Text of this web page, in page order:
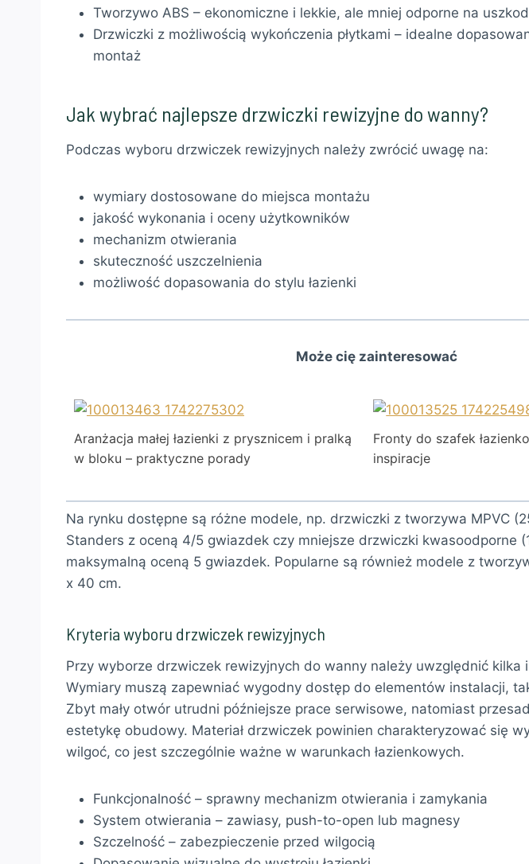
Tworzywo ABS – ekonomiczne i lekkie, ale mniej odporne na
Drzwiczki z możliwością wykończenia płytkami – idealne
montaż
Jak wybrać najlepsze drzwiczki rewizyjne do wanny?
Podczas wyboru drzwiczek rewizyjnych należy zwrócić uwagę na:
wymiary dostosowane do miejsca montażu
jakość wykonania i oceny użytkowników
mechanizm otwierania
skuteczność uszczelnienia
możliwość dopasowania do stylu łazienki
Może cię zainteresować
Aranżacja małej łazienki z prysznicem i pralką
w bloku – praktyczne porady
Fronty do szafek
inspiracje
Na rynku dostępne są różne modele, np. drzwiczki z tworzywa MPVC
Standers z oceną 4/5 gwiazdek czy mniejsze drzwiczki kwasoodporne
maksymalną oceną 5 gwiazdek. Popularne są również modele z
x 40 cm.
Kryteria wyboru drzwiczek rewizyjnych
Przy wyborze drzwiczek rewizyjnych do wanny należy uwzględnić kilka
Wymiary muszą zapewniać wygodny dostęp do elementów instalacji,
Zbyt mały otwór utrudni późniejsze prace serwisowe, natomiast
estetykę obudowy. Materiał drzwiczek powinien charakteryzować się
wilgoć, co jest szczególnie ważne w warunkach łazienkowych.
Funkcjonalność – sprawny mechanizm otwierania i zamykania
System otwierania – zawiasy, push-to-open lub magnesy
Szczelność – zabezpieczenie przed wilgocią